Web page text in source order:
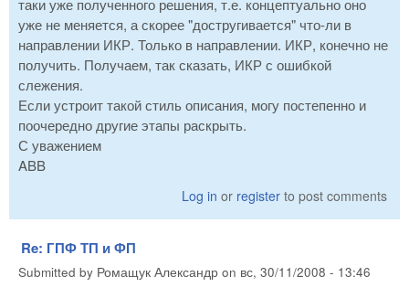
таки уже полученного решения, т.е. концептуально оно
уже не меняется, а скорее "достругивается" что-ли в
направлении ИКР. Только в направлении. ИКР, конечно не
получить. Получаем, так сказать, ИКР с ошибкой
слежения.
Если устроит такой стиль описания, могу постепенно и
поочередно другие этапы раскрыть.
С уважением
ABB
Log in or register to post comments
Re: ГПФ ТП и ФП
Submitted by Ромащук Александр on вс, 30/11/2008 - 13:46